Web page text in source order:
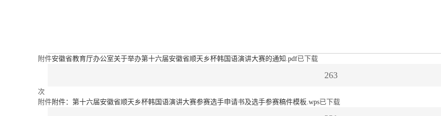
附件安徽省教育厅办公室关于举办第十六届安徽省顺天乡杯韩国语演讲大赛的通知.pdf已下载
263
次
附件附件：第十六届安徽省顺天乡杯韩国语演讲大赛参赛选手申请书及选手参赛稿件模板.wps已下载